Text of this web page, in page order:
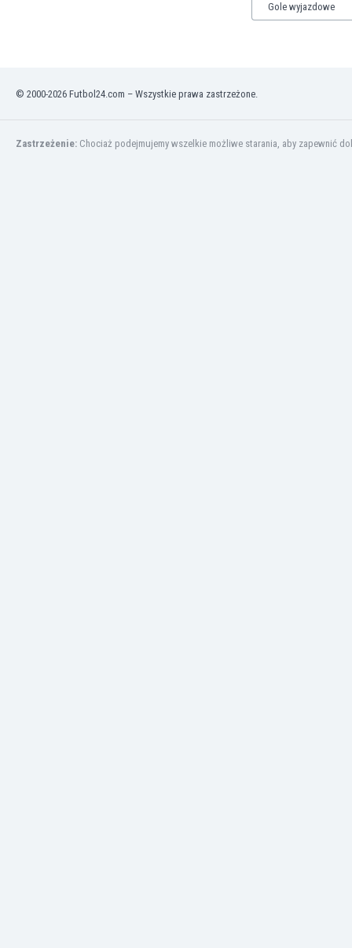
Gole wyjazdowe
© 2000-2026 Futbol24.com – Wszystkie prawa zastrzeżone.
Zastrzeżenie: Chociaż podejmujemy wszelkie możliwe starania, aby zapewnić